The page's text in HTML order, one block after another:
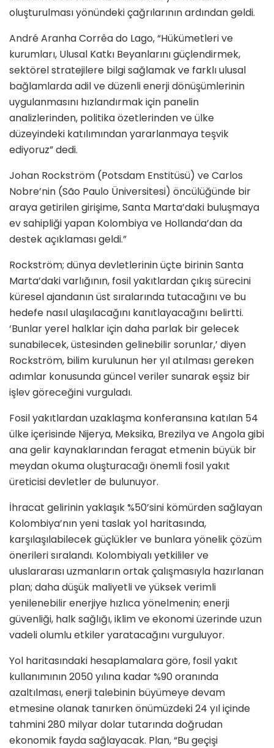
oluşturulması yönündeki çağrılarının ardından geldi.
André Aranha Corrêa do Lago, “Hükümetleri ve
kurumları, Ulusal Katkı Beyanlarını güçlendirmek,
sektörel stratejilere bilgi sağlamak ve farklı ulusal
bağlamlarda adil ve düzenli enerji dönüşümlerinin
uygulanmasını hızlandırmak için panelin
analizlerinden, politika özetlerinden ve ülke
düzeyindeki katılımından yararlanmaya teşvik
ediyoruz” dedi.
Johan Rockström (Potsdam Enstitüsü) ve Carlos
Nobre’nin (São Paulo Üniversitesi) öncülüğünde bir
araya getirilen girişime, Santa Marta’daki buluşmaya
ev sahipliği yapan Kolombiya ve Hollanda’dan da
destek açıklaması geldi.”
Rockström; dünya devletlerinin üçte birinin Santa
Marta’daki varlığının, fosil yakıtlardan çıkış sürecini
küresel ajandanın üst sıralarında tutacağını ve bu
hedefe nasıl ulaşılacağını kanıtlayacağını belirtti.
‘Bunlar yerel halklar için daha parlak bir gelecek
sunabilecek, üstesinden gelinebilir sorunlar,’ diyen
Rockström, bilim kurulunun her yıl atılması gereken
adımlar konusunda güncel veriler sunarak eşsiz bir
işlev göreceğini vurguladı.
Fosil yakıtlardan uzaklaşma konferansına katılan 54
ülke içerisinde Nijerya, Meksika, Brezilya ve Angola gibi
ana gelir kaynaklarından feragat etmenin büyük bir
meydan okuma oluşturacağı önemli fosil yakıt
üreticisi devletler de bulunuyor.
İhracat gelirinin yaklaşık %50’sini kömürden sağlayan
Kolombiya’nın yeni taslak yol haritasında,
karşılaşılabilecek güçlükler ve bunlara yönelik çözüm
önerileri sıralandı. Kolombiyalı yetkililer ve
uluslararası uzmanların ortak çalışmasıyla hazırlanan
plan; daha düşük maliyetli ve yüksek verimli
yenilenebilir enerjiye hızlıca yönelmenin; enerji
güvenliği, halk sağlığı, iklim ve ekonomi üzerinde uzun
vadeli olumlu etkiler yaratacağını vurguluyor.
Yol haritasındaki hesaplamalara göre, fosil yakıt
kullanımının 2050 yılına kadar %90 oranında
azaltılması, enerji talebinin büyümeye devam
etmesine olanak tanırken önümüzdeki 24 yıl içinde
tahmini 280 milyar dolar tutarında doğrudan
ekonomik fayda sağlayacak. Plan, “Bu geçişi